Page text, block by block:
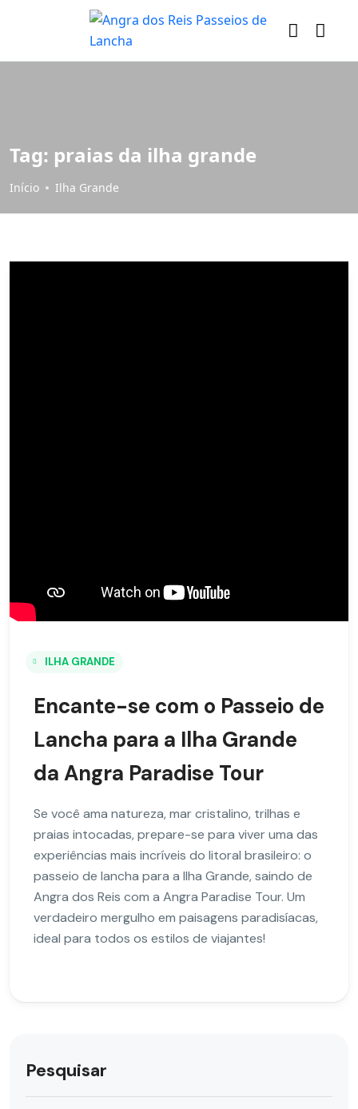
Tag: praias da ilha grande
Início Ilha Grande
ILHA GRANDE
Encante-se com o Passeio de
Lancha para a Ilha Grande
da Angra Paradise Tour
Se você ama natureza, mar cristalino, trilhas e
praias intocadas, prepare-se para viver uma das
experiências mais incríveis do litoral brasileiro: o
passeio de lancha para a Ilha Grande, saindo de
Angra dos Reis com a Angra Paradise Tour. Um
verdadeiro mergulho em paisagens paradisíacas,
ideal para todos os estilos de viajantes!
Pesquisar